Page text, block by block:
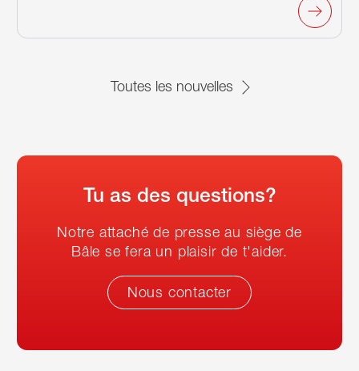
Toutes les nouvelles
Tu as des questions?
Notre attaché de presse au siège de
Bâle se fera un plaisir de t'aider.
Nous contacter